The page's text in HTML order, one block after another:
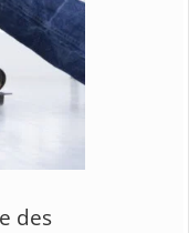
des